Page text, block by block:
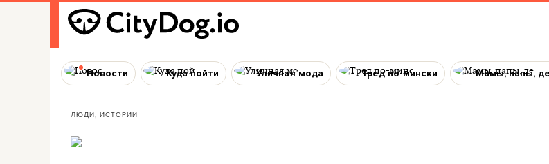
Новости Куда пойти Уличная мода Тред по-мински Мамы, папы,
ЛЮДИ, ИСТОРИИ